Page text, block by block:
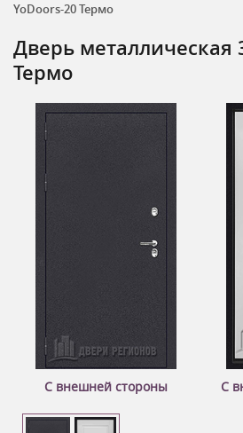
YoDoors-20 Термо
Дверь металлическая
Термо
С внешней стороны С